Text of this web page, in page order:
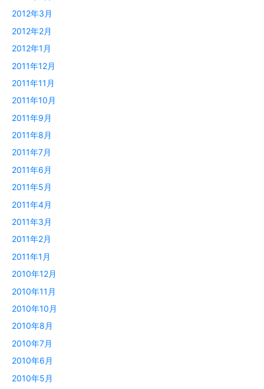
2012年3月
2012年2月
2012年1月
2011年12月
2011年11月
2011年10月
2011年9月
2011年8月
2011年7月
2011年6月
2011年5月
2011年4月
2011年3月
2011年2月
2011年1月
2010年12月
2010年11月
2010年10月
2010年8月
2010年7月
2010年6月
2010年5月